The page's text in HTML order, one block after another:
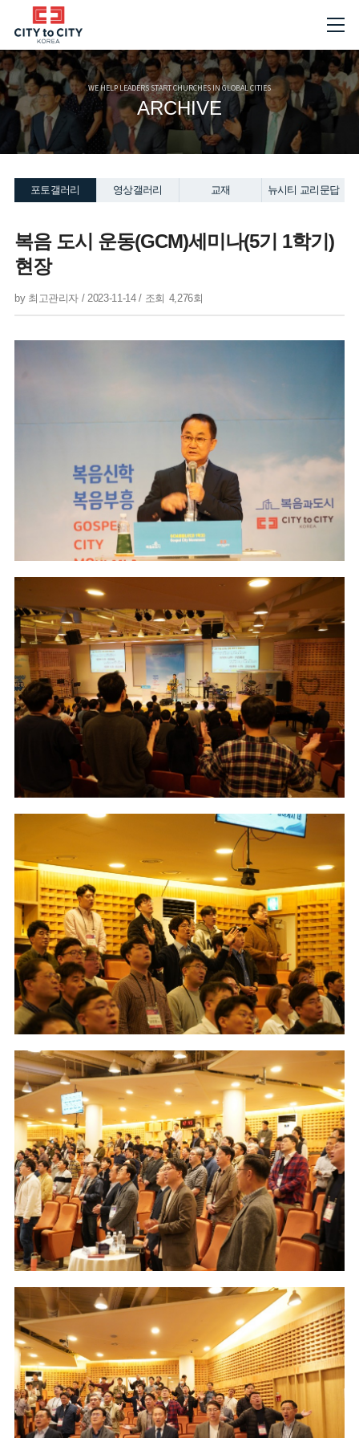
WE HELP LEADERS START CHURCHES IN GLOBAL CITIES
ARCHIVE
포토갤러리 영상갤러리 교재 뉴시티 교리문답
복음 도시 운동(GCM)세미나(5기 1학기)
현장
by 최고관리자 /2023-11-14 / 조회 4,276회
본문